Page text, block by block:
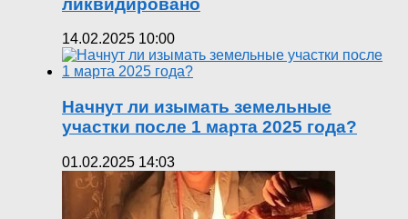
14.02.2025 10:00
Начнут ли изымать земельные
участки после 1 марта 2025 года?
01.02.2025 14:03